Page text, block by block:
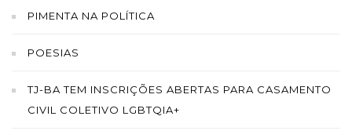
PIMENTA NA POLÍTICA
POESIAS
TJ-BA TEM INSCRIÇÕES ABERTAS PARA CASAMENTO
CIVIL COLETIVO LGBTQIA+